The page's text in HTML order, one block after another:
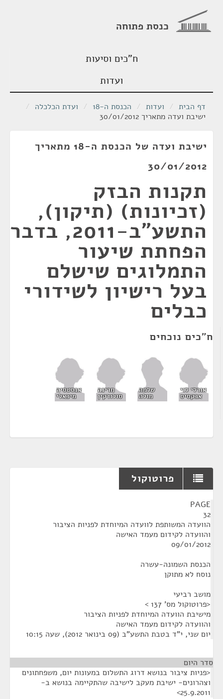
כנסת פתוחה
ח"כים וסיעות
ועדות
דף הבית / ועדות / הכנסת ה-18 / ועדת הכלכלה /
ישיבת ועדה מתאריך 30/01/2012
ישיבת ועדה של הכנסת ה-18 מתאריך
30/01/2012
תקנות הבזק
(זכיונות) (תיקון),
התשע"ב-2011, בדבר
הפחתת שיעור
התמלוגים שישלם
בעל רישיון לשידורי
כבלים
ח"כים נוכחים
אורלי לוי
אבקסיס
שלמה
מולה
מרינה
סולודקין
אנסטסיה
מיכאלי
פרוטוקול
PAGE
32
הוועדה המשותפת לוועדה המיוחדת לפניות הציבור
והוועדה לקידום מעמד האישה
09/01/2012
הכנסת השמונה-עשרה
נוסח לא מתוקן
מושב רביעי
<פרוטוקול מס' 137 >
מישיבת הוועדה המיוחדת לפניות הציבור
והוועדה לקידום מעמד האישה
יום שני, י"ד בטבת התשע"ב (09 בינואר 2012), שעה 10:15
סדר היום
<פניות ציבור בנושא דרוג התשלום במעונות יום, משפחתונים
וצהרונים- ישיבת מעקב לישיבה שהתקיימה בנושא ב-
25.9.2011>